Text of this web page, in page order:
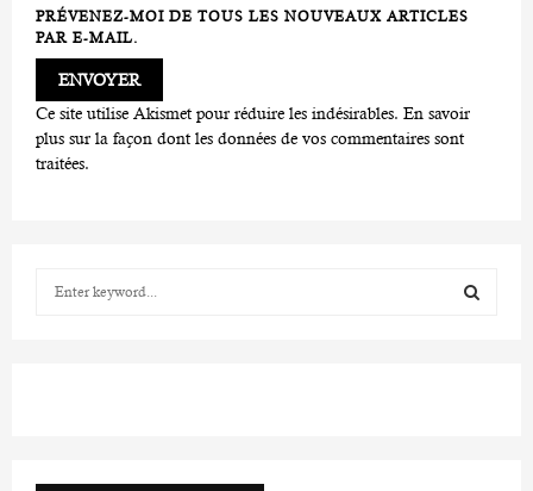
PRÉVENEZ-MOI DE TOUS LES NOUVEAUX ARTICLES
PAR E-MAIL.
Ce site utilise Akismet pour réduire les indésirables. En savoir
plus sur la façon dont les données de vos commentaires sont
traitées.
r